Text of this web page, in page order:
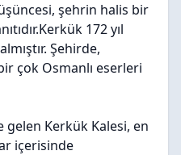
şehrin halis bir
172 yıl
Şehirde,
çok Osmanlı eserleri
gelen Kerkük Kalesi, en
içerisinde